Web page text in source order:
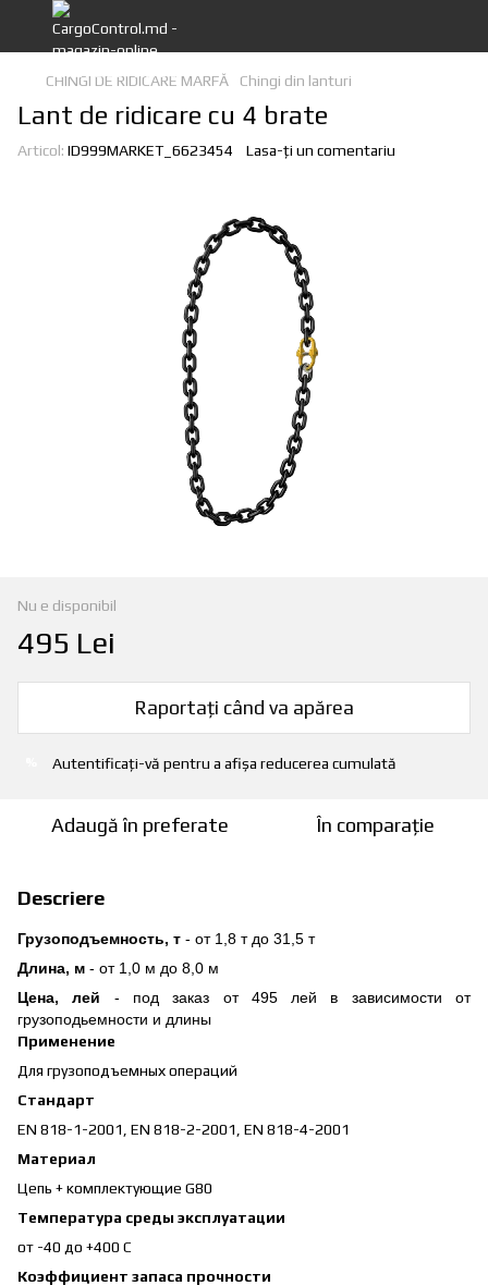
CHINGI DE RIDICARE MARFĂ Chingi din lanturi
Lant de ridicare cu 4 brate
Articol: ID999MARKET_6623454 Lasa-ți un comentariu
Nu e disponibil
495 Lei
Raportați când va apărea
Autentificați-vă pentru a afișa reducerea cumulată
Adaugă în preferate În comparație
Descriere
Грузоподъемность, т - от 1,8 т до 31,5 т
Длина, м - от 1,0 м до 8,0 м
Цена, лей - под заказ от 495 лей в зависимости от
грузоподьемности и длины
Применение
Для грузоподъемных операций
Стандарт
EN 818-1-2001, EN 818-2-2001, EN 818-4-2001
Материал
Цепь + комплектующие G80
Температура среды эксплуатации
от -40 до +400 С
Коэффициент запаса прочности